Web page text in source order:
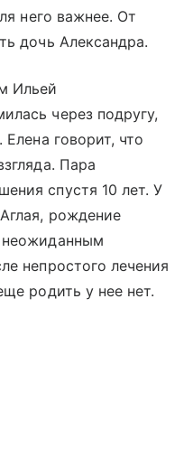
него важнее. От
дочь Александра.
Ильей
через подругу,
. Елена говорит, что
Пара
спустя 10 лет. У
рождение
неожиданным
непростого лечения
родить у нее нет.